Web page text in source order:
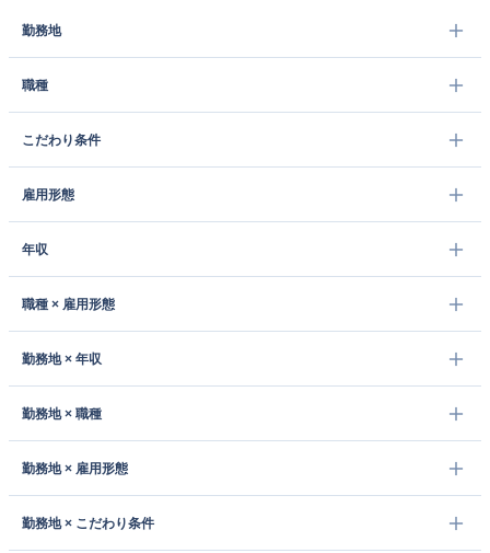
勤務地
職種
こだわり条件
雇用形態
年収
職種 × 雇用形態
勤務地 × 年収
勤務地 × 職種
勤務地 × 雇用形態
勤務地 × こだわり条件